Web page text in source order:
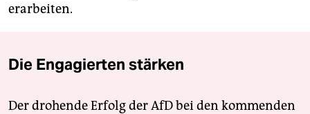
erarbeiten.
Die Engagierten stärken
Der drohende Erfolg der AfD bei den kommenden